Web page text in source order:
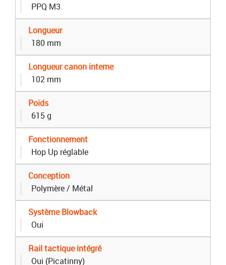
PPQ M3
Longueur
180 mm
Longueur canon interne
102 mm
Poids
615 g
Fonctionnement
Hop Up réglable
Conception
Polymère / Métal
Système Blowback
Oui
Rail tactique intégré
Oui (Picatinny)